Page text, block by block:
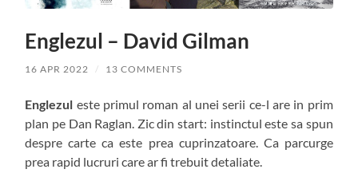
Englezul – David Gilman
16 APR 2022 / 13 COMMENTS
Englezul este primul roman al unei serii ce-l are in prim
plan pe Dan Raglan. Zic din start: instinctul este sa spun
despre carte ca este prea cuprinzatoare. Ca parcurge
prea rapid lucruri care ar fi trebuit detaliate.